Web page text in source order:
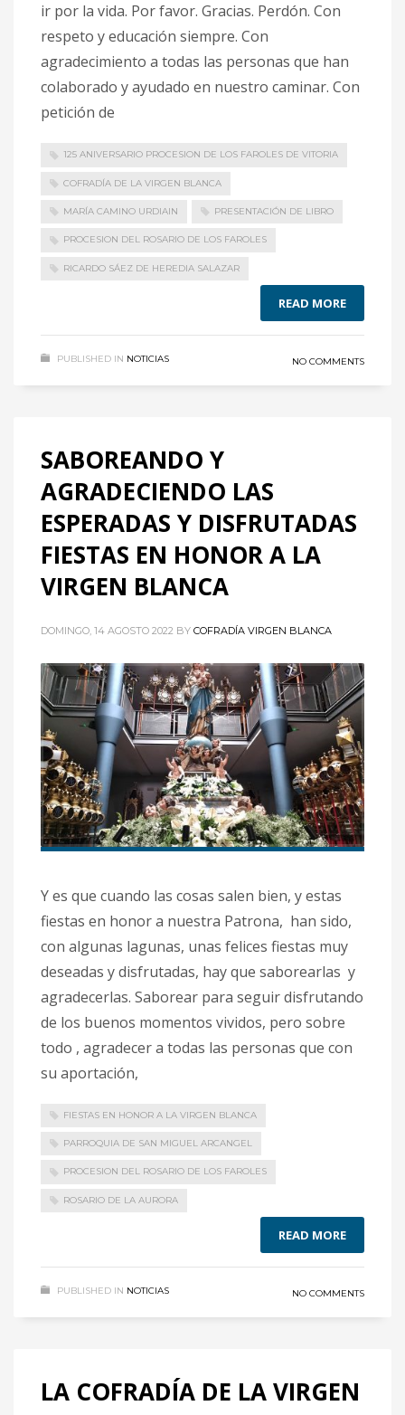
ir por la vida. Por favor. Gracias. Perdón. Con
respeto y educación siempre. Con
agradecimiento a todas las personas que han
colaborado y ayudado en nuestro caminar. Con
petición de
125 ANIVERSARIO PROCESION DE LOS FAROLES DE VITORIA
COFRADÍA DE LA VIRGEN BLANCA
MARÍA CAMINO URDIAIN PRESENTACIÓN DE LIBRO
PROCESION DEL ROSARIO DE LOS FAROLES
RICARDO SÁEZ DE HEREDIA SALAZAR
READ MORE
PUBLISHED IN NOTICIAS NO COMMENTS
SABOREANDO Y
AGRADECIENDO LAS
ESPERADAS Y DISFRUTADAS
FIESTAS EN HONOR A LA
VIRGEN BLANCA
DOMINGO, 14 AGOSTO 2022 BY COFRADÍA VIRGEN BLANCA
Y es que cuando las cosas salen bien, y estas
fiestas en honor a nuestra Patrona, han sido,
con algunas lagunas, unas felices fiestas muy
deseadas y disfrutadas, hay que saborearlas y
agradecerlas. Saborear para seguir disfrutando
de los buenos momentos vividos, pero sobre
todo , agradecer a todas las personas que con
su aportación,
FIESTAS EN HONOR A LA VIRGEN BLANCA
PARROQUIA DE SAN MIGUEL ARCANGEL
PROCESION DEL ROSARIO DE LOS FAROLES
ROSARIO DE LA AURORA
READ MORE
PUBLISHED IN NOTICIAS NO COMMENTS
LA COFRADÍA DE LA VIRGEN